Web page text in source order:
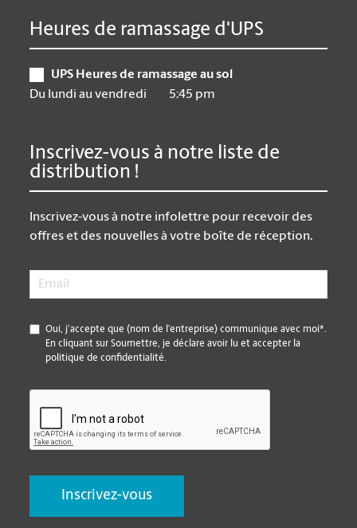
Heures de ramassage d'UPS
UPS Heures de ramassage au sol
Du lundi au vendredi
5:45 pm
Inscrivez-vous à notre liste de
distribution !
Inscrivez-vous à notre infolettre pour recevoir des
offres et des nouvelles à votre boîte de réception.
Email
*
Oui, j’accepte que (nom de l’entreprise) communique avec moi*.
En cliquant sur Soumettre, je déclare avoir lu et accepter la
politique de confidentialité.